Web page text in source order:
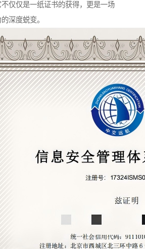
仅仅是一纸证书的获得，更是一场
深度蜕变。